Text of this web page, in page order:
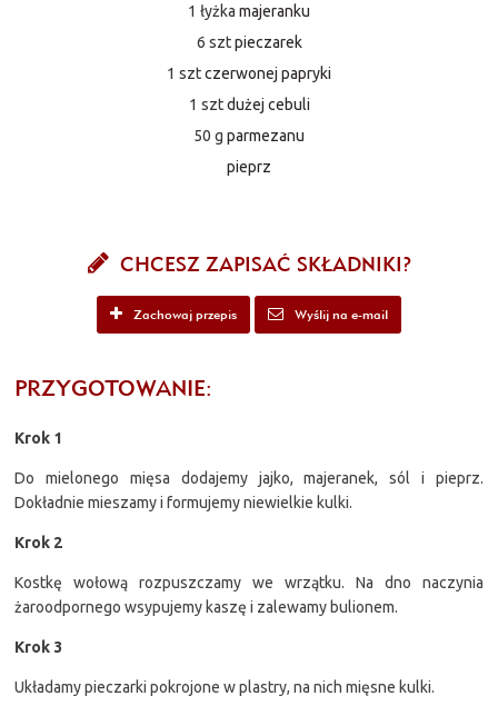
1 łyżka majeranku
6 szt pieczarek
1 sztczerwonej papryki
1 szt dużej cebuli
50 g parmezanu
pieprz
CHCESZ ZAPISAĆ SKŁADNIKI?
Zachowaj przepis Wyślij na e-mail
PRZYGOTOWANIE:
Krok 1
Do mielonego mięsa dodajemy jajko, majeranek, sól i pieprz.
Dokładnie mieszamy i formujemy niewielkie kulki.
Krok 2
Kostkę wołową rozpuszczamy we wrzątku. Na dno naczynia
żaroodpornego wsypujemy kaszę i zalewamy bulionem.
Krok 3
Układamy pieczarki pokrojone w plastry, na nich mięsne kulki.